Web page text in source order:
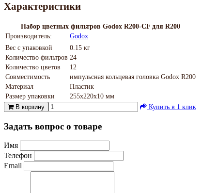
Характеристики
Набор цветных фильтров Godox R200-CF для R200
Производитель:
Godox
Вес с упаковкой
0.15 кг
Количество фильтров 24
Количество цветов
12
Совместимость
импульсная кольцевая головка Godox R200
Материал
Пластик
Размер упаковки
255х220х10 мм
В корзину
Купить в 1 клик
Задать вопрос о товаре
Имя
Телефон
Email